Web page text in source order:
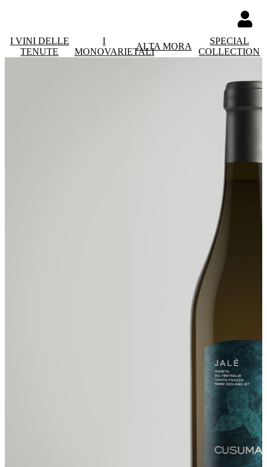
I VINI DELLE
TENUTE
I
MONOVARIETALI
ALTA MORA
SPECIAL
COLLECTION